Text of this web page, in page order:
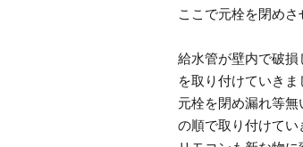
ここで元栓を閉めさ
給水管が壁内で破
を取り付けていきま
元栓を閉め漏れ等
の順で取り付けてい